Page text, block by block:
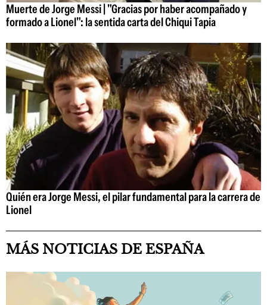
Muerte de Jorge Messi | "Gracias por haber acompañado y
formado a Lionel": la sentida carta del Chiqui Tapia
Quién era Jorge Messi, el pilar fundamental para la carrera de
Lionel
MÁS NOTICIAS DE ESPAÑA